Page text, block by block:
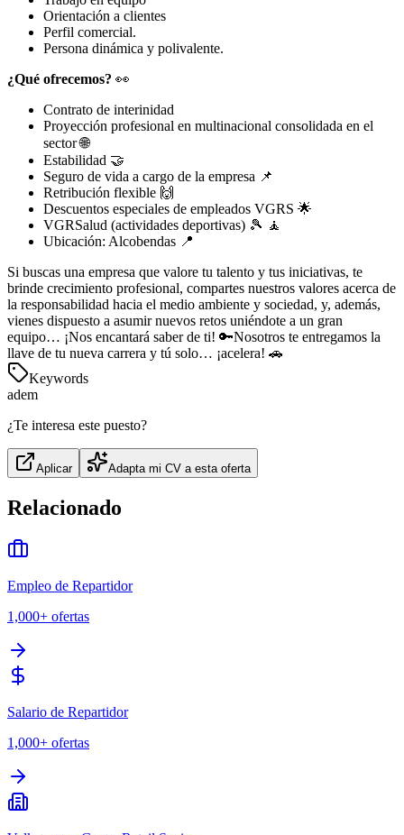
Orientación a clientes
Perfil comercial.
Persona dinámica y polivalente.
¿Qué ofrecemos? 👀
Contrato de interinidad
Proyección profesional en multinacional consolidada en el
sector 🌐
Estabilidad 🤝
Seguro de vida a cargo de la empresa 📌
Retribución flexible 🙌
Descuentos especiales de empleados VGRS 🌟
VGRSalud (actividades deportivas) 🎾 🧘
Ubicación: Alcobendas 📍
Si buscas una empresa que valore tu talento y tus iniciativas, te
brinde crecimiento profesional, compartes nuestros valores acerca de
la responsabilidad hacia el medio ambiente y sociedad, y, además,
vienes dispuesto a asumir nuevos retos uniéndote a un gran
equipo… ¡Nos encantará saber de ti! 🔑Nosotros te entregamos la
llave de tu nueva carrera y tú solo… ¡acelera! 🚗
Keywords
adem
¿Te interesa este puesto?
Aplicar Adapta mi CV a esta oferta
Relacionado
Empleo de Repartidor
1,000+ ofertas
Salario de Repartidor
1,000+ ofertas